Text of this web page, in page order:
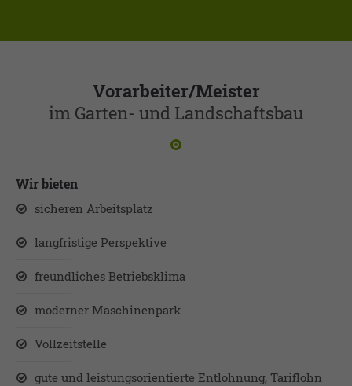
Vorarbeiter/Meister
im Garten- und Landschaftsbau
Wir bieten
sicheren Arbeitsplatz
langfristige Perspektive
freundliches Betriebsklima
moderner Maschinenpark
Vollzeitstelle
gute und leistungsorientierte Entlohnung, Tariflohn